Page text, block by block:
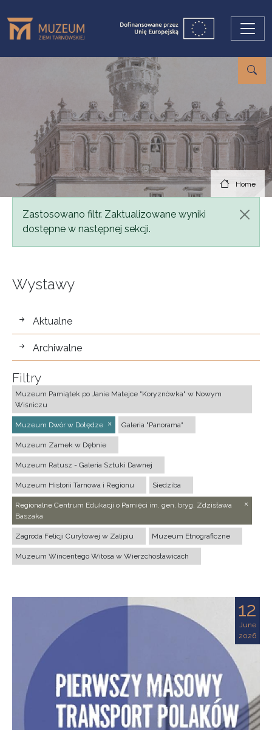
Home
Status message
Zastosowano filtr. Zaktualizowane wyniki
dostępne w następnej sekcji.
Wystawy
wystawy
Aktualne
Archiwalne
Filtry
Muzeum Pamiątek po Janie Matejce "Koryznówka" w Nowym
Wiśniczu
Muzeum Dwór w Dołędze Galeria "Panorama"
Muzeum Zamek w Dębnie
Muzeum Ratusz - Galeria Sztuki Dawnej
Muzeum Historii Tarnowa i Regionu Siedziba
Regionalne Centrum Edukacji o Pamięci im. gen. bryg. Zdzisława
Baszaka
Zagroda Felicji Curyłowej w Zalipiu Muzeum Etnograficzne
Muzeum Wincentego Witosa w Wierzchosławicach
12
June
2026